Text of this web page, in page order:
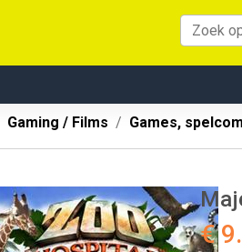
Gaming / Films Games,
€